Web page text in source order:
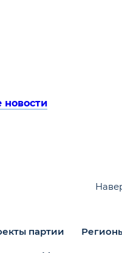
новости
партии